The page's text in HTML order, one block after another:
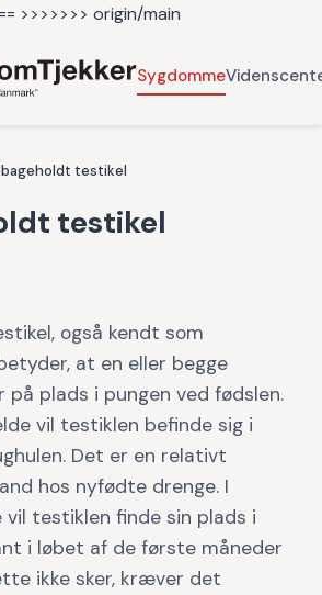
>>>>>>> origin/main
Sygdomme
testikel
testikel
også kendt som
at en eller begge
på plads i pungen ved fødslen.
vil testiklen befinde sig i
Det er en relativt
hos nyfødte drenge. I
testiklen finde sin plads i
i løbet af de første måneder
ikke sker, kræver det